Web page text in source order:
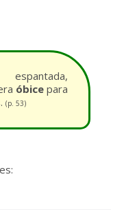
óbice para
(p. 53)